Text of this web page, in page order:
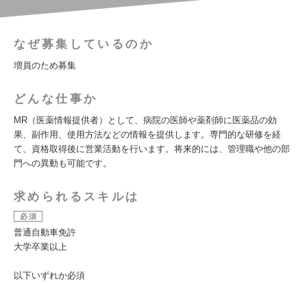
なぜ募集しているのか
増員のため募集
どんな仕事か
MR（医薬情報提供者）として、病院の医師や薬剤師に医薬品の効
果、副作用、使用方法などの情報を提供します。専門的な研修を経
て、資格取得後に営業活動を行います。将来的には、管理職や他の部
門への異動も可能です。
求められるスキルは
必須
普通自動車免許
大学卒業以上
以下いずれか必須